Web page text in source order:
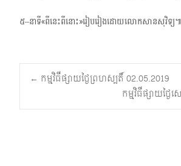
៥–នាទី«ពីនេះពីនោះ»រៀបរៀងដោយលោកសានសុវិទ្យ៕
Post
← កម្មវិធីផ្សាយថ្ងៃព្រហស្បតិ៍ 02.05.2019
កម្មវិធីផ្សាយថ្ងៃ